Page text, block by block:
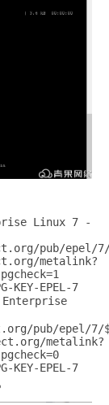
Linux 7 -
pub/epel/7/
metalink?
EPEL-7
Enterprise
pub/epel/7/
metalink?
EPEL-7